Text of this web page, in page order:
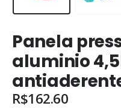
Panela
aluminio
R$162.60